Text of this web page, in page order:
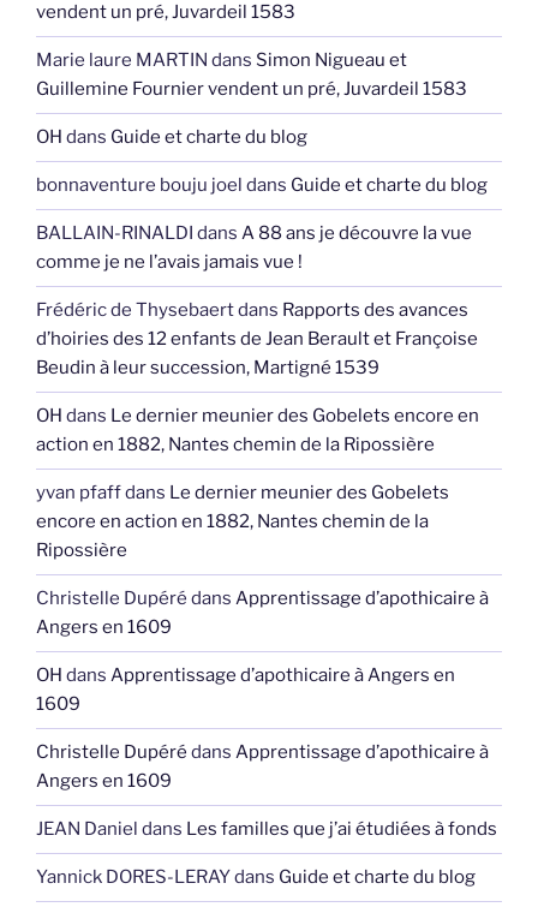
vendent un pré, Juvardeil 1583
Marie laure MARTIN dans Simon Nigueau et
Guillemine Fournier vendent un pré, Juvardeil 1583
OH dans Guide et charte du blog
bonnaventure bouju joel dans Guide et charte du blog
BALLAIN-RINALDI dans A 88 ans je découvre la vue
comme je ne l’avais jamais vue !
Frédéric de Thysebaertdans Rapports des avances
d’hoiries des 12 enfants de Jean Berault et Françoise
Beudin à leur succession, Martigné 1539
OH dans Le dernier meunier des Gobelets encore en
action en 1882, Nantes chemin de la Ripossière
yvan pfaffdans Le dernier meunier des Gobelets
encore en action en 1882, Nantes chemin de la
Ripossière
Christelle Dupéré dans Apprentissage d’apothicaire à
Angers en 1609
OH dans Apprentissage d’apothicaire à Angers en
1609
Christelle Dupéré dans Apprentissage d’apothicaire à
Angers en 1609
JEAN Daniel dans Les familles que j’ai étudiées à fonds
Yannick DORES-LERAYdans Guide et charte du blog